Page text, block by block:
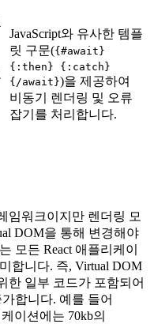
JavaScript와 유사한 템플
릿 구문({#await}
{:then} {:catch}
{/await})을 제공하여
비동기 렌더링 및 오류
잡기를 처리합니다.
임워크이지만 렌더링 모
DOM을 통해 변경해야
모든 React 애플리케이
합니다. 즉, Virtual DOM
한 일부 코드가 포함되어
합니다. 예를 들어
이션에는 70kb의